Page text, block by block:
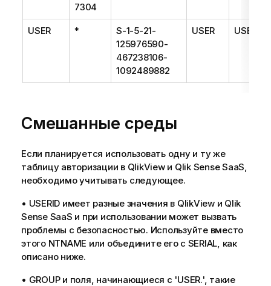
7304
USER *
S-1-5-21-
125976590-
467238106-
1092489882
USER USER
Смешанные среды
Если планируется использовать одну и ту же
таблицу авторизации в QlikView и Qlik Sense SaaS,
необходимо учитывать следующее.
• USERID имеет разные значения в QlikView и Qlik
Sense SaaS и при использовании может вызвать
проблемы с безопасностью. Используйте вместо
этого NTNAME или объедините его с SERIAL, как
описано ниже.
• GROUP и поля, начинающиеся с 'USER.', такие